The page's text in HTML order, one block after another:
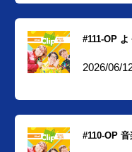
#111-OP よ
2026/06/
#110-OP